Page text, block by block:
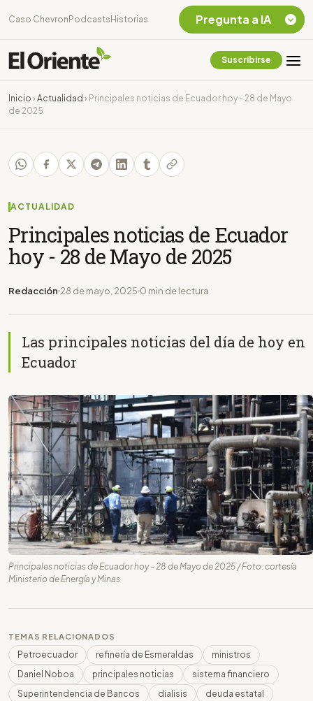
Caso Chevron Podcasts Historias
Suscribirse
Inicio › Actualidad › Principales noticias de Ecuador hoy - 28 de Mayo
de 2025
ACTUALIDAD
Principales noticias de Ecuador
hoy - 28 de Mayo de 2025
Redacción 28 de mayo, 2025 0 min de lectura
Las principales noticias del día de hoy en
Ecuador
Principales noticias de Ecuador hoy - 28 de Mayo de 2025 / Foto: cortesía
Ministerio de Energía y Minas
TEMAS RELACIONADOS
Petroecuador refinería de Esmeraldas
ministros
Daniel Noboa
principales noticias
sistema financiero
Superintendencia de Bancos
dialisis
deuda estatal
Pregunta a IA
Chevron Ecuador